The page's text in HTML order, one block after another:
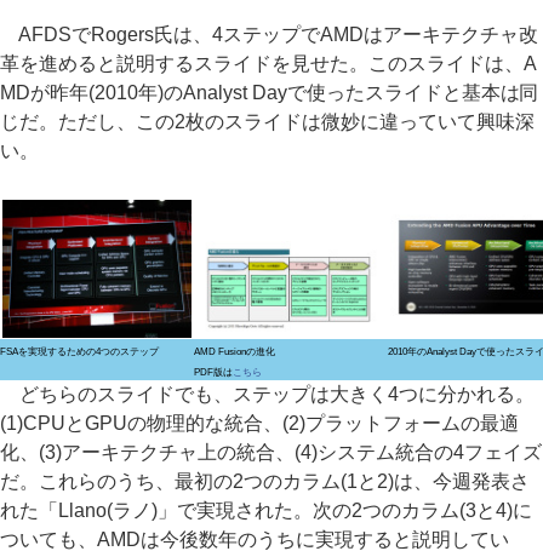
AFDSでRogers氏は、4ステップでAMDはアーキテクチャ改
革を進めると説明するスライドを見せた。このスライドは、A
MDが昨年(2010年)のAnalyst Dayで使ったスライドと基本は同
じだ。ただし、この2枚のスライドは微妙に違っていて興味深
い。
FSAを実現するための4つのステップ
AMD Fusionの進化
PDF版は こちら
2010年のAnalyst Dayで使ったスラ
どちらのスライドでも、ステップは大きく4つに分かれる。
(1)CPUとGPUの物理的な統合、(2)プラットフォームの最適
化、(3)アーキテクチャ上の統合、(4)システム統合の4フェイズ
だ。これらのうち、最初の2つのカラム(1と2)は、今週発表さ
れた「Llano(ラノ)」で実現された。次の2つのカラム(3と4)に
ついても、AMDは今後数年のうちに実現すると説明してい